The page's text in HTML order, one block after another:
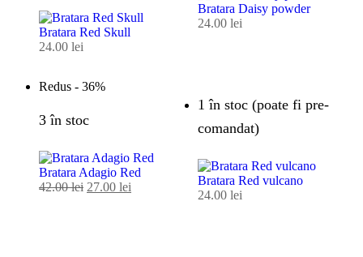
Bratara Red Skull
24.00 lei
Bratara Daisy powder
24.00 lei
Redus - 36%
3 în stoc
Bratara Adagio Red
42.00lei 27.00 lei
1 în stoc (poate fi pre-
comandat)
Bratara Red vulcano
24.00 lei